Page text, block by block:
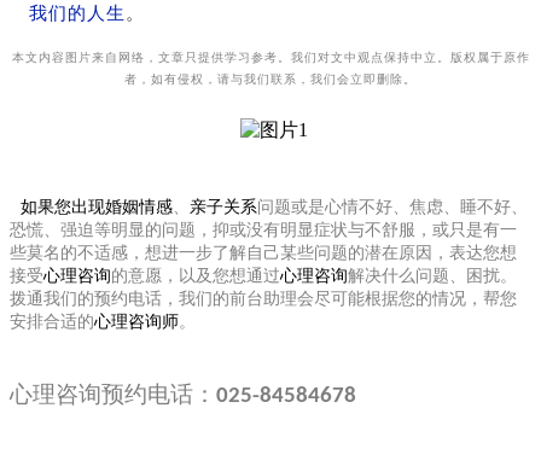
我们的人生。
本文内容图片来自网络，文章只提供学习参考。我们对文中观点保持中立。版权属于原作
者，如有侵权，请与我们联系，我们会立即删除。
如果您出现婚姻情感、 亲子关系问题或是心情不好、焦虑、睡不好、
恐慌、强迫等明显的问题，抑或没有明显症状与不舒服，或只是有一
些莫名的不适感，想进一步了解自己某些问题的潜在原因，表达您想
接受心理咨询的意愿，以及您想通过心理咨询解决什么问题、困扰。
拨通我们的预约电话，我们的前台助理会尽可能根据您的情况，帮您
安排合适的心理咨询师。
心理咨询预约电话： 025-84584678